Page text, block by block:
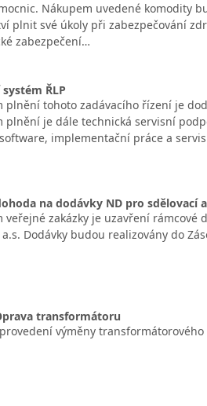
Nákupem uvedené komodity
plnit své úkoly při zabezpečování
zabezpečení…
ŘLP
plnění tohoto zadávacího řízení je
plnění je dále technická servisní
implementační práce a
na dodávky ND pro sdělovací
veřejné zakázky je uzavření
a.s. Dodávky budou realizovány do
transformátoru
výměny